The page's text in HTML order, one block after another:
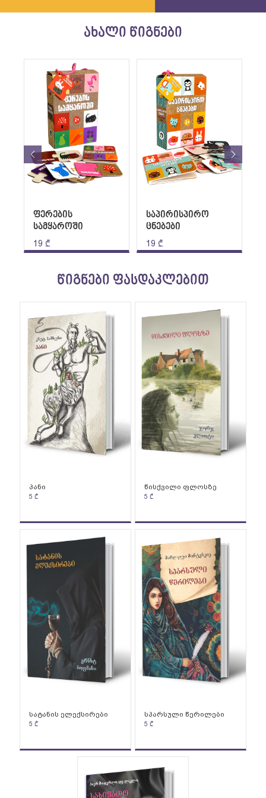
ახალი წიგნები
ფერების
სამყაროში
19 ₾
საპირისპირო
ცნებები
19 ₾
წიგნები ფასდაკლებით
პანი
5 ₾
წისქვილი ფლოსზე
5 ₾
სატანის ელექსირები
5 ₾
სპარსული წერილები
5 ₾